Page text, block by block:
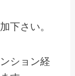
下さい。
ション経